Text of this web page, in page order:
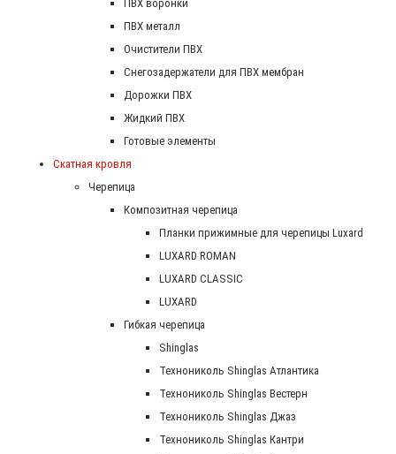
ПВХ воронки
ПВХ металл
Очистители ПВХ
Снегозадержатели для ПВХ мембран
Дорожки ПВХ
Жидкий ПВХ
Готовые элементы
Скатная кровля
Черепица
Композитная черепица
Планки прижимные для черепицы Luxard
LUXARD ROMAN
LUXARD CLASSIC
LUXARD
Гибкая черепица
Shinglas
Технониколь Shinglas Атлантика
Технониколь Shinglas Вестерн
Технониколь Shinglas Джаз
Технониколь Shinglas Кантри